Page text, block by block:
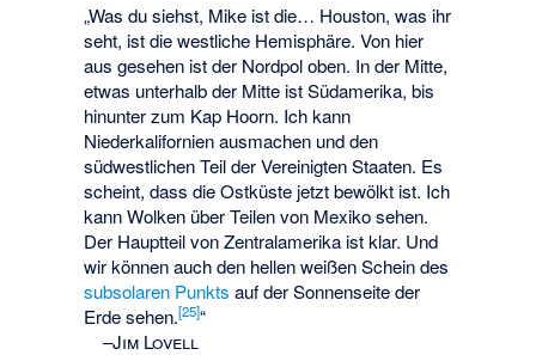
„Was du siehst, Mike ist die… Houston, was ihr
seht, ist die westliche Hemisphäre. Von hier
aus gesehen ist der Nordpol oben. In der Mitte,
etwas unterhalb der Mitte ist Südamerika, bis
hinunter zum Kap Hoorn. Ich kann
Niederkalifornien ausmachen und den
südwestlichen Teil der Vereinigten Staaten. Es
scheint, dass die Ostküste jetzt bewölkt ist. Ich
kann Wolken über Teilen von Mexiko sehen.
Der Hauptteil von Zentralamerika ist klar. Und
wir können auch den hellen weißen Schein des
subsolaren Punkts auf der Sonnenseite der
Erde sehen.[25]“
–Jim Lovell